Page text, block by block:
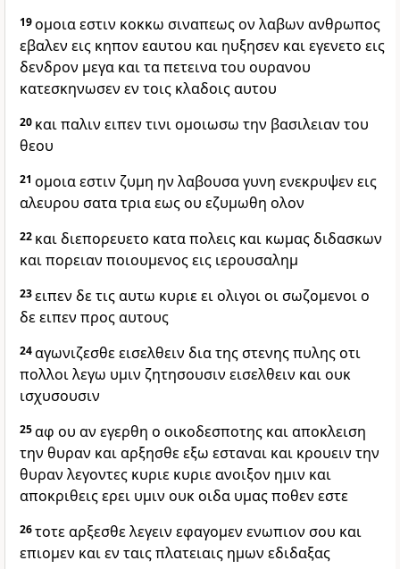
19ομοια εστιν κοκκω σιναπεως ον λαβων ανθρωπος
εβαλεν εις κηπον εαυτου και ηυξησεν και εγενετο εις
δενδρον μεγα και τα πετεινα του ουρανου
κατεσκηνωσεν εν τοις κλαδοις αυτου
20 και παλιν ειπεν τινι ομοιωσω την βασιλειαν του
θεου
21 ομοια εστιν ζυμη ην λαβουσα γυνη ενεκρυψεν εις
αλευρου σατα τρια εως ου εζυμωθη ολον
22 και διεπορευετο κατα πολεις και κωμας διδασκων
και πορειαν ποιουμενος εις ιερουσαλημ
23ειπεν δε τις αυτω κυριε ει ολιγοι οι σωζομενοι ο
δε ειπεν προς αυτους
24αγωνιζεσθε εισελθειν δια της στενης πυλης οτι
πολλοι λεγω υμιν ζητησουσιν εισελθειν και ουκ
ισχυσουσιν
25αφ ου αν εγερθη ο οικοδεσποτης και αποκλειση
την θυραν και αρξησθε εξω εσταναι και κρουειν την
θυραν λεγοντες κυριε κυριε ανοιξον ημιν και
αποκριθεις ερει υμιν ουκ οιδα υμας ποθεν εστε
26τοτε αρξεσθε λεγειν εφαγομεν ενωπιον σου και
επιομεν και εν ταις πλατειαις ημων εδιδαξας